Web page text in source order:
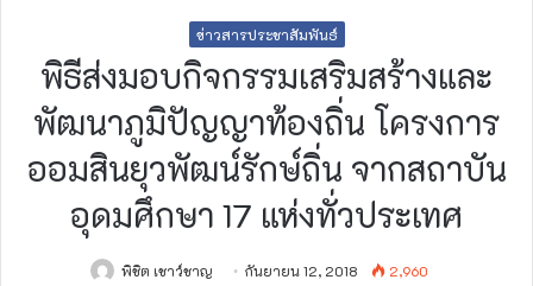
ข่าวสารประชาสัมพันธ์
พิธีส่งมอบกิจกรรมเสริมสร้างและ
พัฒนาภูมิปัญญาท้องถิ่น โครงการ
ออมสินยุวพัฒน์รักษ์ถิ่น จากสถาบัน
อุดมศึกษา 17 แห่งทั่วประเทศ
พิชิต เชาว์ชาญ กันยายน 12, 2018
2,960